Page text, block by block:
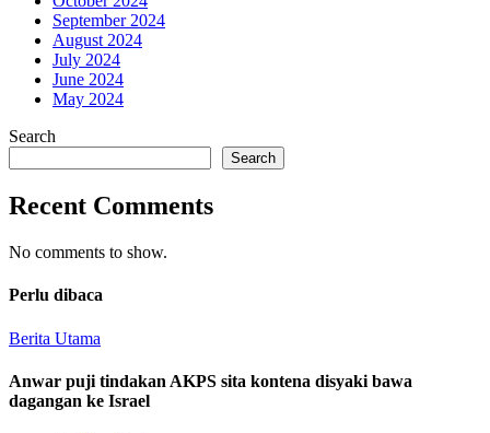
September 2024
August 2024
July 2024
June 2024
May 2024
Search
Search
Recent Comments
No comments to show.
Perlu dibaca
Berita Utama
Anwar puji tindakan AKPS sita kontena disyaki bawa
dagangan ke Israel